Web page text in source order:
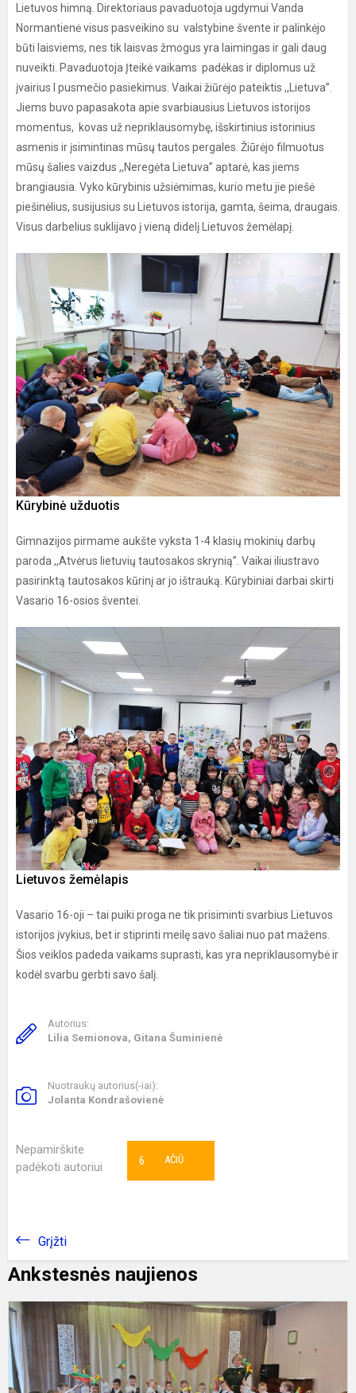
Lietuvos himną. Direktoriaus pavaduotoja ugdymui Vanda
Normantienė visus pasveikino su valstybine švente ir palinkėjo
būti laisviems, nes tik laisvas žmogus yra laimingas ir gali daug
nuveikti. Pavaduotoja Įteikė vaikams padėkas ir diplomus už
įvairius I pusmečio pasiekimus. Vaikai žiūrėjo pateiktis ,,Lietuva”.
Jiems buvo papasakota apie svarbiausius Lietuvos istorijos
momentus, kovas už nepriklausomybę, išskirtinius istorinius
asmenis ir įsimintinas mūsų tautos pergales. Žiūrėjo filmuotus
mūsų šalies vaizdus ,,Neregėta Lietuva” aptarė, kas jiems
brangiausia. Vyko kūrybinis užsiėmimas, kurio metu jie piešė
piešinėlius, susijusius su Lietuvos istorija, gamta, šeima, draugais.
Visus darbelius suklijavo į vieną didelį Lietuvos žemėlapį.
Kūrybinė užduotis
Gimnazijos pirmame aukšte vyksta 1-4 klasių mokinių darbų
paroda ,,Atvėrus lietuvių tautosakos skrynią”. Vaikai iliustravo
pasirinktą tautosakos kūrinį ar jo ištrauką. Kūrybiniai darbai skirti
Vasario 16-osios šventei.
Lietuvos žemėlapis
Vasario 16-oji – tai puiki proga ne tik prisiminti svarbius Lietuvos
istorijos įvykius, bet ir stiprinti meilę savo šaliai nuo pat mažens.
Šios veiklos padeda vaikams suprasti, kas yra nepriklausomybė ir
kodėl svarbu gerbti savo šalį.
Autorius:
Lilia Semionova, Gitana Šuminienė
Nuotraukų autorius(-iai):
Jolanta Kondrašovienė
Nepamirškite
padėkoti autoriui
AČIŪ
6
Grįžti
Ankstesnės naujienos